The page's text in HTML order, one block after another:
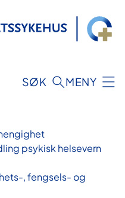
SØK MENY
psykisk helsevern
, fengsels- og